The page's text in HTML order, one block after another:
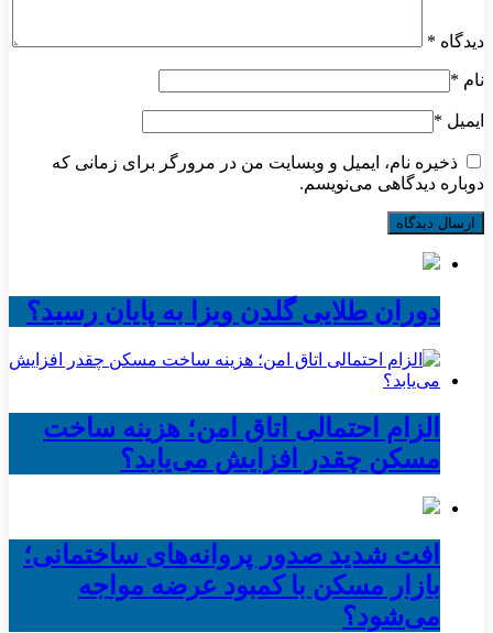
دیدگاه *
نام *
ایمیل *
ذخیره نام، ایمیل و وبسایت من در مرورگر برای زمانی که
دوباره دیدگاهی می‌نویسم.
دوران طلایی گلدن ویزا به پایان رسید؟
الزام احتمالی اتاق امن؛ هزینه ساخت
مسکن چقدر افزایش می‌یابد؟
افت شدید صدور پروانه‌های ساختمانی؛
بازار مسکن با کمبود عرضه مواجه
می‌شود؟